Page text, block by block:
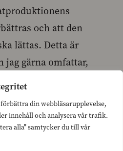
din webbläsarupplevelse,
innehåll och analysera vår trafik.
alla" samtycker du till vår
och att den
lättas. Detta är
jag gärna omfattar,
ganska bråttom.